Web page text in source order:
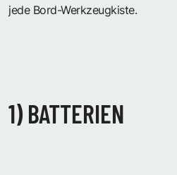
jede Bord-Werkzeugkiste.
1) BATTERIEN